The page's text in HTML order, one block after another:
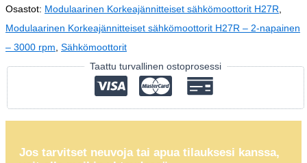
Osastot: Modulaarinen Korkeajännitteiset sähkömoottorit H27R
Modulaarinen Korkeajännitteiset sähkömoottorit H27R – 2-napainen
– 3000 rpm Sähkömoottorit
Taattu turvallinen ostoprosessi
Jos tarvitset neuvoja tai apua tilauksesi kanssa,